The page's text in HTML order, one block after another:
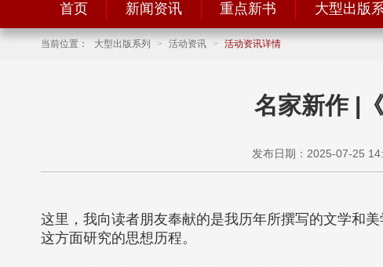
首页 新闻资讯 重点新书 大型出版
当前位置： 大型出版系列 > 活动资讯 > 活动资讯详情
名家新作 |
发布日期：2025-07-25
这里，我向读者朋友奉献的是我历年所撰写的文学和
这方面研究的思想历程。